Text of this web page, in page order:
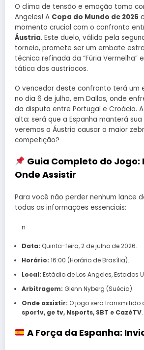
O clima de tensão e emoção toma
Angeles! A Copa do Mundo de 2026
momento crucial com o confronto
Áustria. Este duelo, válido pela
torneio, promete ser um embate
técnica refinada da “Fúria Vermelha”
tática dos austríacos.
O vencedor deste confronto terá um
no dia 6 de julho, em Dallas, onde
da disputa entre Portugal e Croácia.
alta: será que a Espanha manterá
veremos a Áustria causar a maior
competição?
Guia Completo do Jogo:
Onde Assistir
Para você não perder nenhum lance
todas as informações essenciais:
n
Data: Quinta-feira, 2 de julho de 2026.
Horário: 16:00 (Horário de Brasília).
Local: Estádio de Los Angeles, Estados
Arbitragem: Glenn Nyberg (Suécia).
Onde assistir: O jogo será transmitido
sportv, ge tv, Nsports, SBT e CazéTV.
A Força da Espanha: